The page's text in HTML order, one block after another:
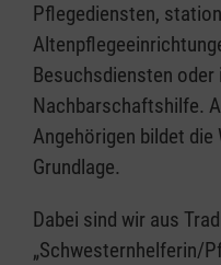
Pflegediensten,
Besuchsdiensten oder
Nachbarschaftshilfe.
Angehörigen bildet die
Grundlage.
Dabei sind wir aus
„Schwesternhelferin/